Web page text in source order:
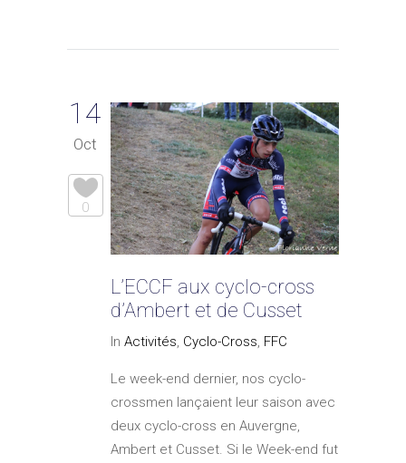
14
Oct
0
L’ECCF aux cyclo-cross
d’Ambert et de Cusset
In Activités, Cyclo-Cross, FFC
Le week-end dernier, nos cyclo-
crossmen lançaient leur saison avec
deux cyclo-cross en Auvergne,
Ambert et Cusset. Si le Week-end fut